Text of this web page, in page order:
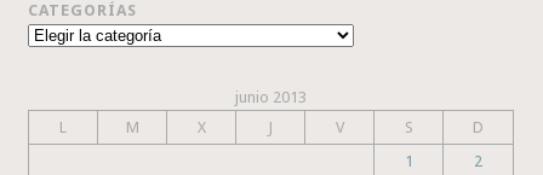
CATEGORÍAS
Categorías
junio 2013
L
M X J V S
D
1
2